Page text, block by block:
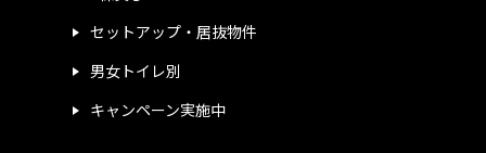
セットアップ・居抜物件
男女トイレ別
キャンペーン実施中